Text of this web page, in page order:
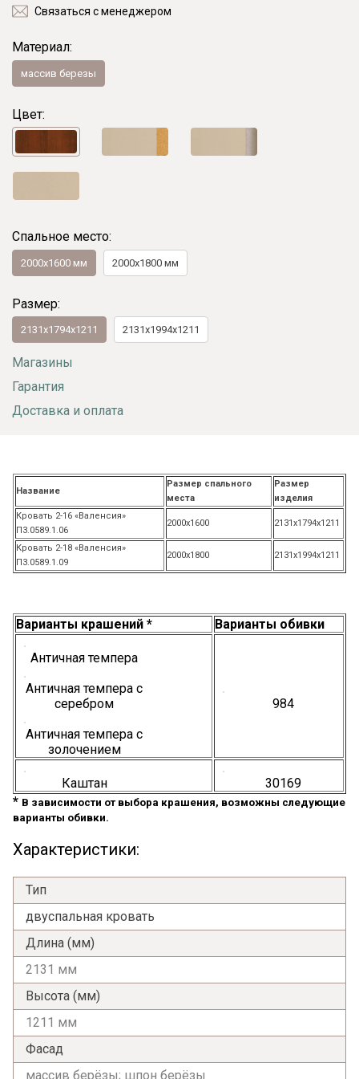
Связаться с менеджером
Материал:
массив березы
Цвет:
Спальное место:
2000x1600 мм 2000x1800 мм
Размер:
2131х1794х1211 2131х1994х1211
Магазины
Гарантия
Доставка и оплата
Название
Размер спального
места
Размер
изделия
Кровать 2-16 «Валенсия»
П3.0589.1.06
2000х1600 2131х1794х1211
Кровать 2-18 «Валенсия»
П3.0589.1.09
2000х1800 2131х1994х1211
Варианты крашений * Варианты обивки
Античная темпера
Античная темпера с
серебром
Античная темпера с
золочением
984
Каштан
30169
* В зависимости от выбора крашения, возможны следующие
варианты обивки.
Характеристики:
Тип
двуспальная кровать
Длина (мм)
2131 мм
Высота (мм)
1211 мм
Фасад
массив берёзы; шпон берёзы